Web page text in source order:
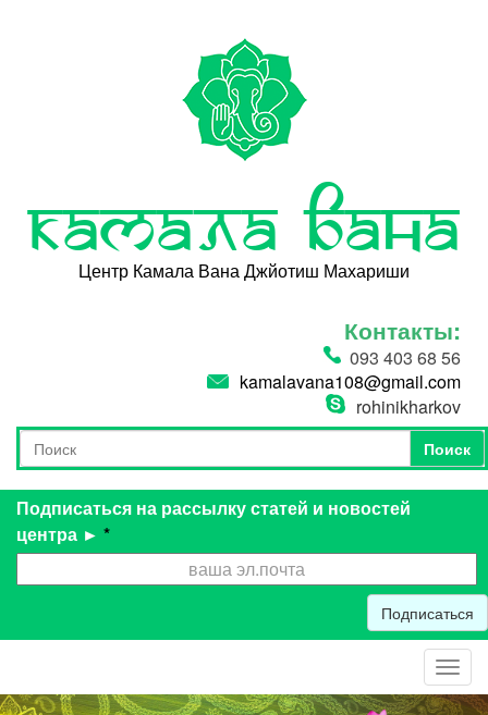
Камала Вана
Центр Камала Вана Джйотиш Махариши
Контакты:
093 403 68 56
kamalavana108@gmail.com
rohinikharkov
Форма поиска
Поиск
Поиск
Подписаться на рассылку статей и новостей
центра ► *
Подписаться